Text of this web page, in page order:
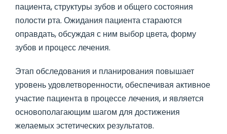
пациента, структуры зубов и общего состояния
полости рта. Ожидания пациента стараются
оправдать, обсуждая с ним выбор цвета, форму
зубов и процесс лечения.
Этап обследования и планирования повышает
уровень удовлетворенности, обеспечивая активное
участие пациента в процессе лечения, и является
основополагающим шагом для достижения
желаемых эстетических результатов.